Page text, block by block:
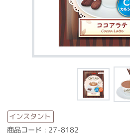
インスタント
商品コード : 27-8182